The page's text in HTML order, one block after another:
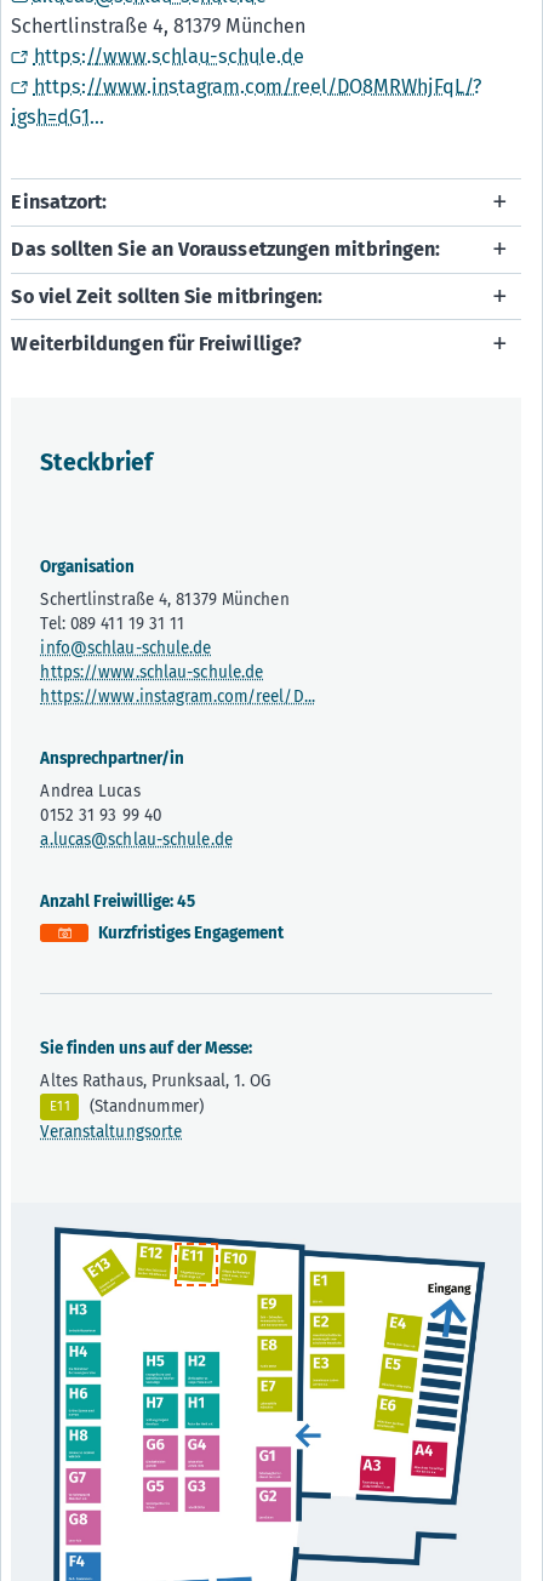
Schertlinstraße 4, 81379 München
https://www.schlau-schule.de
https://www.instagram.com/reel/DO8MRWhjFqL/?
igsh=dG1...
Einsatzort:
Das sollten Sie an Voraussetzungen mitbringen:
So viel Zeit sollten Sie mitbringen:
Weiterbildungen für Freiwillige?
Steckbrief
Organisation
Schertlinstraße 4, 81379 München
Tel: 089 411 19 31 11
info@schlau-schule.de
https://www.schlau-schule.de
https://www.instagram.com/reel/D...
Ansprechpartner/in
Andrea Lucas
0152 31 93 99 40
a.lucas@schlau-schule.de
Anzahl Freiwillige: 45
Kurzfristiges Engagement
Sie finden uns auf der Messe:
Altes Rathaus, Prunksaal, 1. OG
E11
(Standnummer)
Veranstaltungsorte